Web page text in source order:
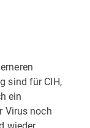
sind für CIH,
ein
Virus noch
wieder